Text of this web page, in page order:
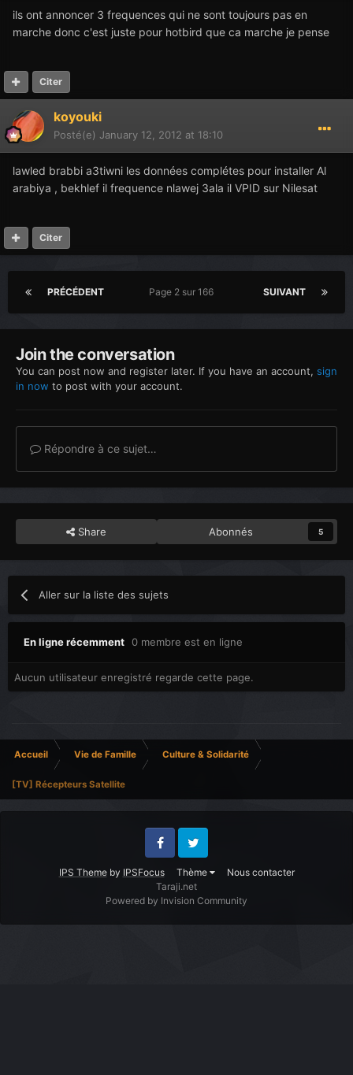
ils ont annoncer 3 frequences qui ne sont toujours pas en
marche donc c'est juste pour hotbird que ca marche je pense
Citer
koyouki
Posté(e) January 12, 2012 at 18:10
lawled brabbi a3tiwni les données complétes pour installer Al
arabiya , bekhlef il frequence nlawej 3ala il VPID sur Nilesat
Citer
PRÉCÉDENT SUIVANT
Page 2 sur 166
Join the conversation
You can post now and register later. If you have an account, sign
in now to post with your account.
Répondre à ce sujet…
Share Abonnés 5
Aller sur la liste des sujets
En ligne récemment 0 membre est en ligne
Aucun utilisateur enregistré regarde cette page.
Accueil Vie de Famille Culture & Solidarité
[TV] Récepteurs Satellite
IPS Themeby IPSFocus Thème Nous contacter
FacebookTwitter
Taraji.net
Powered by Invision Community